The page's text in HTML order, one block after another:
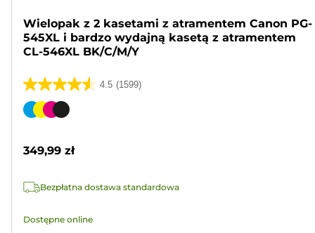
Wielopak z 2 kasetami z atramentem Canon PG-
545XL i bardzo wydajną kasetą z atramentem
CL-546XL BK/C/M/Y
4.5 (1599)
4.5
na
1599
Wkład
349,99 zł
Bezpłatna dostawa standardowa
Dostępne online